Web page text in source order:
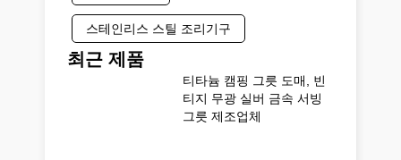
스테인리스 스틸 조리기구
최근 제품
티타늄 캠핑 그릇 도매, 빈
티지 무광 실버 금속 서빙
그릇 제조업체